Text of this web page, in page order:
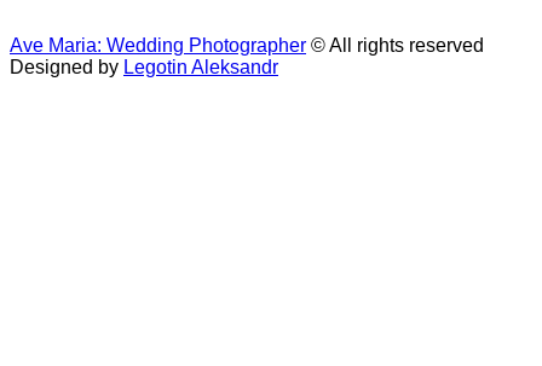
Ave Maria: Wedding Photographer © All rights reserved
Designed by Legotin Aleksandr